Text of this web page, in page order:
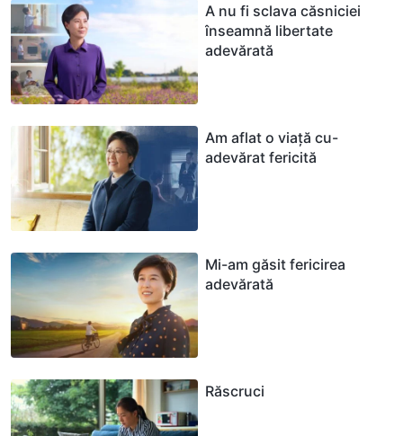
A nu fi sclava căsniciei
înseamnă libertate
adevărată
Am aflat o viață cu-
adevărat fericită
Mi-am găsit fericirea
adevărată
Răscruci